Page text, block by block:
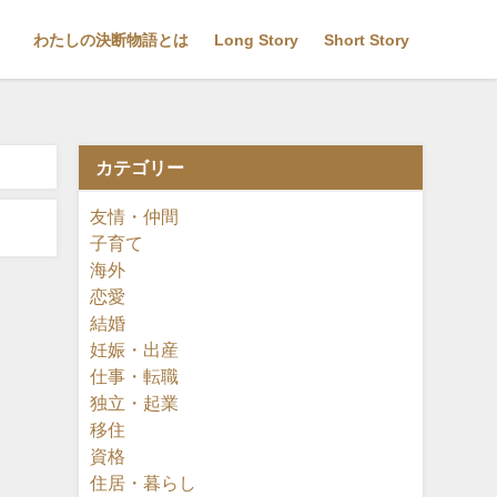
わたしの決断物語とは Long Story Short Story
カテゴリー
友情・仲間
子育て
海外
恋愛
結婚
妊娠・出産
仕事・転職
独立・起業
移住
資格
住居・暮らし